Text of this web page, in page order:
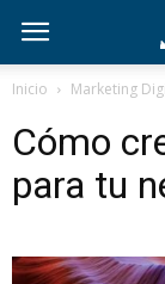
Inicio Marketing
Cómo
para tu